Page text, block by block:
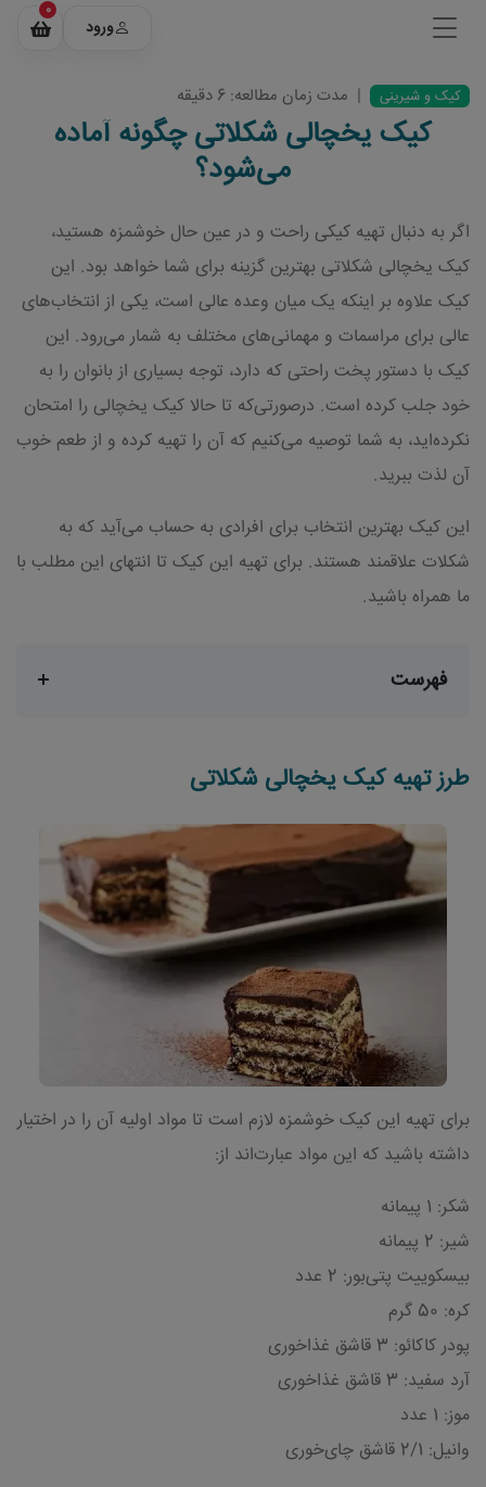
ورود
0
کیک و شیرینی | مدت زمان مطالعه: 6 دقیقه
کیک یخچالی شکلاتی چگونه آماده
می‌شود؟
اگر به دنبال تهیه کیکی راحت و در عین حال خوشمزه هستید،
کیک یخچالی شکلاتی بهترین گزینه برای شما خواهد بود. این
کیک علاوه بر اینکه یک میان وعده عالی است، یکی از انتخاب‌های
عالی برای مراسمات و مهمانی‌های مختلف به شمار می‌رود. این
کیک با دستور پخت راحتی که دارد، توجه بسیاری از بانوان را به
خود جلب کرده است. درصورتی‌که تا حالا کیک یخچالی را امتحان
نکرده‌اید، به شما توصیه می‌کنیم که آن را تهیه کرده و از طعم خوب
آن لذت ببرید.
این کیک بهترین انتخاب برای افرادی به حساب می‌آید که به
شکلات علاقمند هستند. برای تهیه این کیک تا انتهای این مطلب با
ما همراه باشید.
فهرست
طرز تهیه کیک یخچالی شکلاتی
برای تهیه این کیک خوشمزه لازم است تا مواد اولیه آن را در اختیار
داشته باشید که این مواد عبارت‌اند از:
شکر: 1 پیمانه
شیر: 2 پیمانه
بیسکوییت پتی‌بور: 2 عدد
کره: 50 گرم
پودر کاکائو: 3 قاشق غذاخوری
آرد سفید: 3 قاشق غذاخوری
موز: 1 عدد
وانیل: 2/1 قاشق چای‌خوری